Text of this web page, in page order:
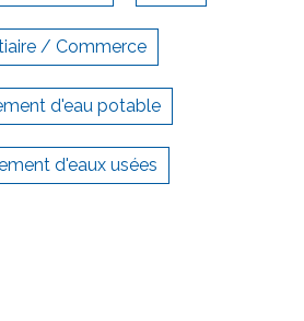
/ Commerce
d'eau potable
d'eaux usées